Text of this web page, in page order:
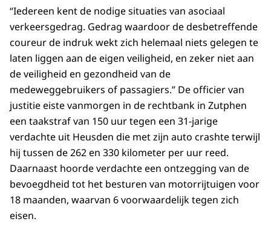
“Iedereen kent de nodige situaties van asociaal
verkeersgedrag. Gedrag waardoor de desbetreffende
coureur de indruk wekt zich helemaal niets gelegen te
laten liggen aan de eigen veiligheid, en zeker niet aan
de veiligheid en gezondheid van de
medeweggebruikers of passagiers.” De officier van
justitie eiste vanmorgen in de rechtbank in Zutphen
een taakstraf van 150 uur tegen een 31-jarige
verdachte uit Heusden die met zijn auto crashte terwijl
hij tussen de 262 en 330 kilometer per uur reed.
Daarnaast hoorde verdachte een ontzegging van de
bevoegdheid tot het besturen van motorrijtuigen voor
18 maanden, waarvan 6 voorwaardelijk tegen zich
eisen.